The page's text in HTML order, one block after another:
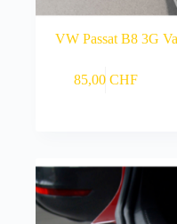
VW Passat B8 3G
85,00 CHF